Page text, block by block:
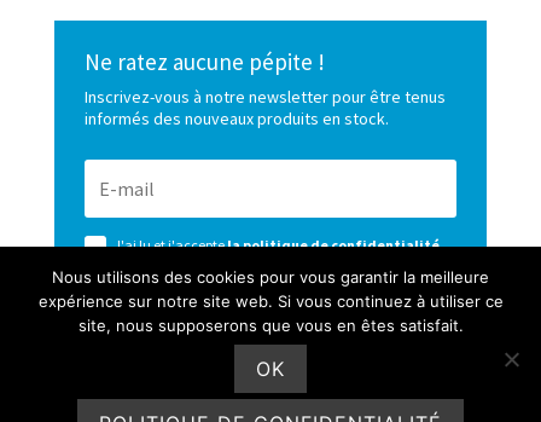
Ne ratez aucune pépite !
Inscrivez-vous à notre newsletter pour être tenus
informés des nouveaux produits en stock.
J'ai lu et j'acceptela politique de confidentialité
de ce site
S’ABONNER
Nous utilisons des cookies pour vous garantir la meilleure
expérience sur notre site web. Si vous continuez à utiliser ce
site, nous supposerons que vous en êtes satisfait.
OK